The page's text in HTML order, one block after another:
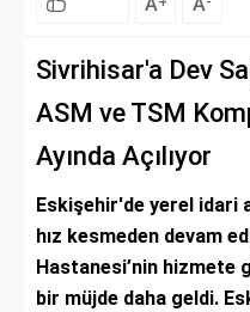
Sivrihisar'a Dev
ASM ve TSM
Ayında Açılıyor
Eskişehir'de yerel idari
hız kesmeden devam
Hastanesi’nin hizmete
bir müjde daha geldi.